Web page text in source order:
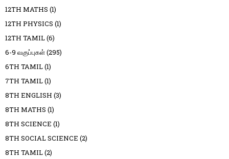
12TH MATHS (1)
12TH PHYSICS (1)
12TH TAMIL(6)
6-9 வகுப்புகள்(295)
6TH TAMIL(1)
7TH TAMIL(1)
8TH ENGLISH (3)
8TH MATHS (1)
8TH SCIENCE (1)
8TH SOCIAL SCIENCE (2)
8TH TAMIL(2)